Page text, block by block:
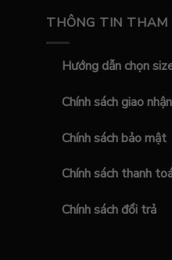
THÔNG TIN THAM
Hướng dẫn chọn
Chính sách giao nhận
Chính sách bảo mật
Chính sách thanh
Chính sách đổi trả